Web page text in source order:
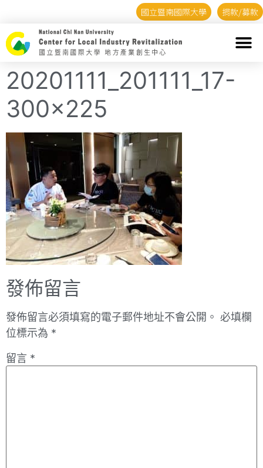
國立暨南國際大學 捐款/募款
20201111_201111_17-
300×225
發佈留言
發佈留言必須填寫的電子郵件地址不會公開。 必填欄
位標示為 *
留言 *